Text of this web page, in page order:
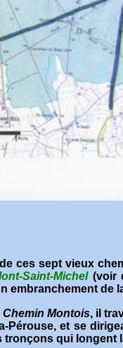
ces sept vieux
Saint-Michel(voir
embranchement de
Chemin Montois, il
Pérouse, et se
qui longent